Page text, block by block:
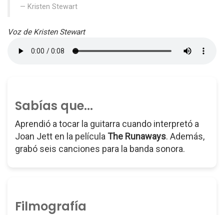
Kristen Stewart
Voz de Kristen Stewart
Sabías que...
Aprendió a tocar la guitarra cuando interpretó a
Joan Jett en la película The Runaways. Además,
grabó seis canciones para la banda sonora.
Filmografía